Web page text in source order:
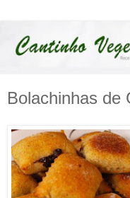
Bolachinhas de